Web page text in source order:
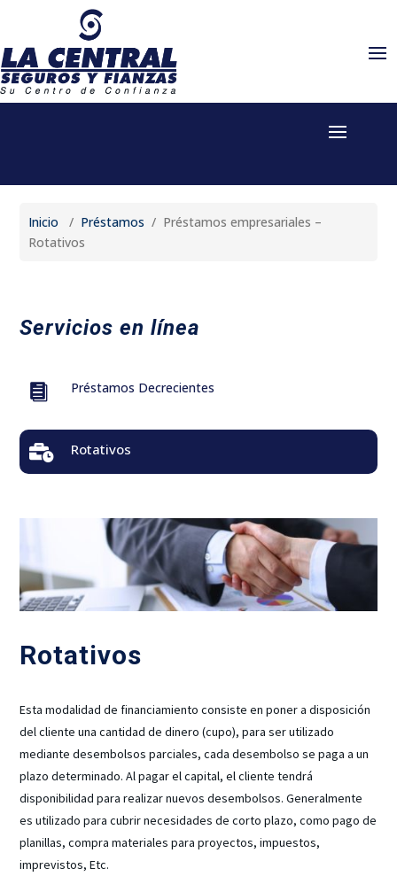
Inicio / Préstamos / Préstamos empresariales –
Rotativos
Servicios en línea
 Préstamos Decrecientes
 Rotativos
Rotativos
Esta modalidad de financiamiento consiste en poner a disposición
del cliente una cantidad de dinero (cupo), para ser utilizado
mediante desembolsos parciales, cada desembolso se paga a un
plazo determinado. Al pagar el capital, el cliente tendrá
disponibilidad para realizar nuevos desembolsos. Generalmente
es utilizado para cubrir necesidades de corto plazo, como pago de
planillas, compra materiales para proyectos, impuestos,
imprevistos, Etc.